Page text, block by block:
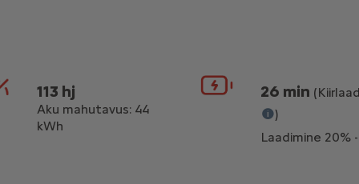
113 hj
Aku mahutavus: 44
kWh
26 min
Kiirlaadimine kuni
)
Laadimine 20%